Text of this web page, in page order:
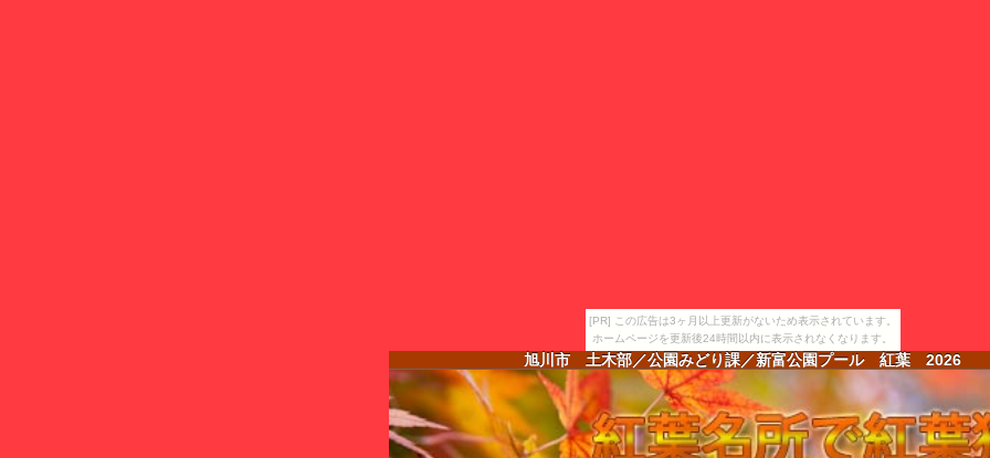
[PR] この広告は3ヶ月以上更新がないため表示されています。
ホームページを更新後24時間以内に表示されなくなります。
旭川市 土木部／公園みどり課／新富公園プール 紅葉 2026